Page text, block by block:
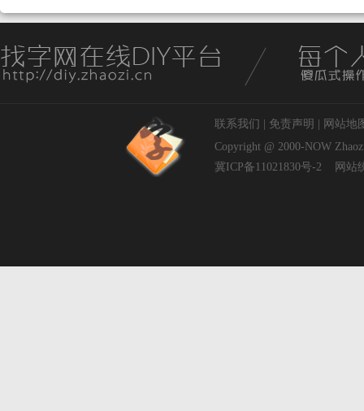
联系我们 免责声明
网站地
Copyright @ 2000-NOW
冀ICP备11021830号-2
网站